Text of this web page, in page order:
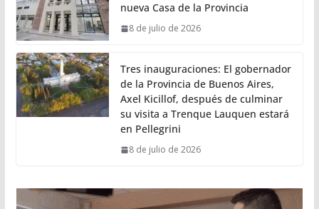
nueva Casa de la Provincia
8 de julio de 2026
Tres inauguraciones: El gobernador
de la Provincia de Buenos Aires,
Axel Kicillof, después de culminar
su visita a Trenque Lauquen estará
en Pellegrini
8 de julio de 2026